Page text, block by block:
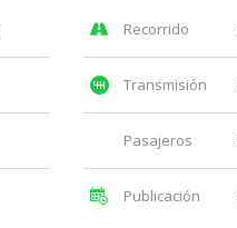
Recorrido
Transmisión
Pasajeros
Publicación